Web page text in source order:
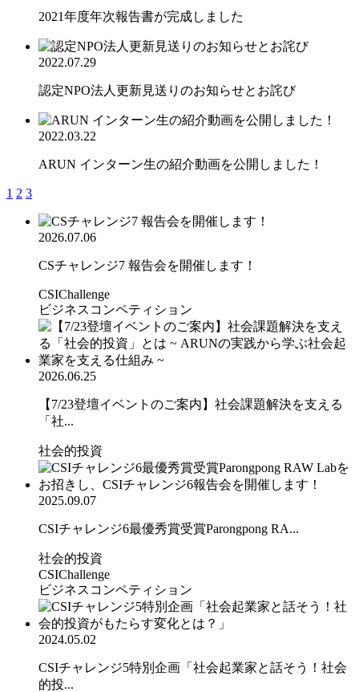
2021年度年次報告書が完成しました
2022.07.29
認定NPO法人更新見送りのお知らせとお詫び
2022.03.22
ARUN インターン生の紹介動画を公開しました！
1 2 3
2026.07.06
CSチャレンジ7 報告会を開催します！
CSIChallenge
ビジネスコンペティション
2026.06.25
【7/23登壇イベントのご案内】社会課題解決を支える
「社...
社会的投資
2025.09.07
CSIチャレンジ6最優秀賞受賞Parongpong RA...
社会的投資
CSIChallenge
ビジネスコンペティション
2024.05.02
CSIチャレンジ5特別企画「社会起業家と話そう！社会
的投...